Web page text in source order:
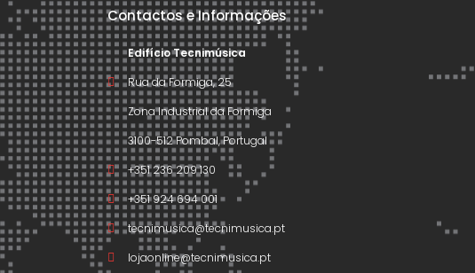
Contactos e Informações
Edifício Tecnimúsica
Rua da Formiga, 25
Zona Industrial da Formiga
3100-512 Pombal, Portugal
+351 236 209 130
+351 924 694 001
tecnimusica@tecnimusica.pt
lojaonline@tecnimusica.pt